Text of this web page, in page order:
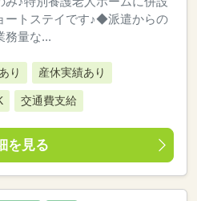
ートステイです♪◆派遣からの
務量な...
り 産休実績あり
交通費支給
を見る